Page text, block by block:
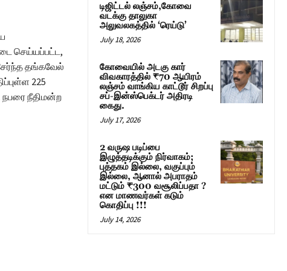
செய்யப்பட்ட,
தங்கவேல்
225
நபரை நீதிமன்ற
டிஜிட்டல் லஞ்சம்,கோவை
வடக்கு தாலுகா
அலுவலகத்தில் ‘ரெய்டு’
July 18, 2026
கோவையில் அடகு கார்
விவகாரத்தில் ₹70 ஆயிரம்
லஞ்சம் வாங்கிய காட்டூர் சிறப்பு
சப்-இன்ஸ்பெக்டர் அதிரடி
கைது.
July 17, 2026
2 வருஷ படிப்பை
இழுத்தடிக்கும் நிர்வாகம்;
புத்தகம் இல்லை, வகுப்பும்
இல்லை, ஆனால் அபராதம்
மட்டும் ₹300 வசூலிப்பதா ?
என மாணவர்கள் கடும்
கொதிப்பு !!!
July 14, 2026